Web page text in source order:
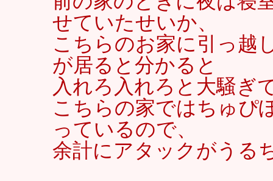
せていたせいか、
こちらのお家に引っ越
が居ると分かると
入れろ入れろと大騒ぎ
こちらの家ではちゅぴ
っているので、
余計にアタックがうる